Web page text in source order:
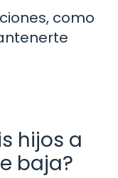
como
hijos a
baja?